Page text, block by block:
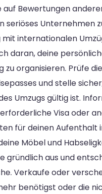
Bewertungen
seriöses Unternehmen
mit internationalen
daran, deine
zu organisieren. Prüfe
und stelle
Umzugs gültig ist.
Visa oder
für deinen Aufenthalt
Möbel und
gründlich aus und
Verkaufe oder
benötigst oder die